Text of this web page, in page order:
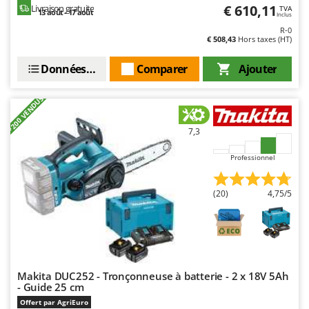
Resto Italia
Ritter
Robomow
Rossofuoco
Rover Pompe
Royal Food
Ryobi
Sbaraglia
Schnitzer
Livraison gratuite
13 août - 17 août € 610,11 TVA
Inclus
R-0
€ 508,43 Hors taxes (HT)
Ajouter
Comparer
Données techniques
+200 VENDUS 7,3
Professionnel
(20) 4,75/5
Makita DUC252 - Tronçonneuse à batterie - 2 x 18V 5Ah
- Guide 25 cm
Offert par AgriEuro